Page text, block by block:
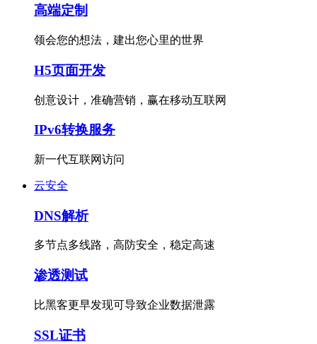
高端定制
领会您的想法，建出您心里的世界
H5页面开发
创意设计，准确营销，赢在移动互联网
IPv6转换服务
新一代互联网访问
云安全
DNS解析
多节点多线路，高防安全，稳定高速
渗透测试
比黑客更早发现可导致企业数据泄露
SSL证书